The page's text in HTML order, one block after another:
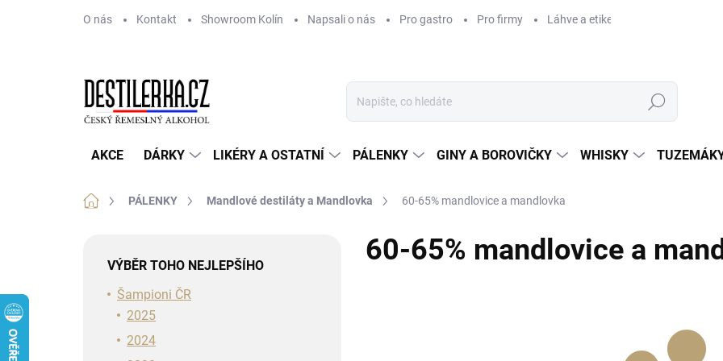
O nás Kontakt Showroom Kolín Napsali o nás Pro gastro Pro firmy Láhve a etikety na míru
Hledat
AKCE DÁRKY LIKÉRY A OSTATNÍ PÁLENKY GINY A BOROVIČKY WHISKY
Domů PÁLENKY Mandlové destiláty a Mandlovka 60-65% mandlovice a mandlovka
VÝBĚR TOHO NEJLEPŠÍHO
Šampioni ČR
2025
2024
60-65% mandlovice a